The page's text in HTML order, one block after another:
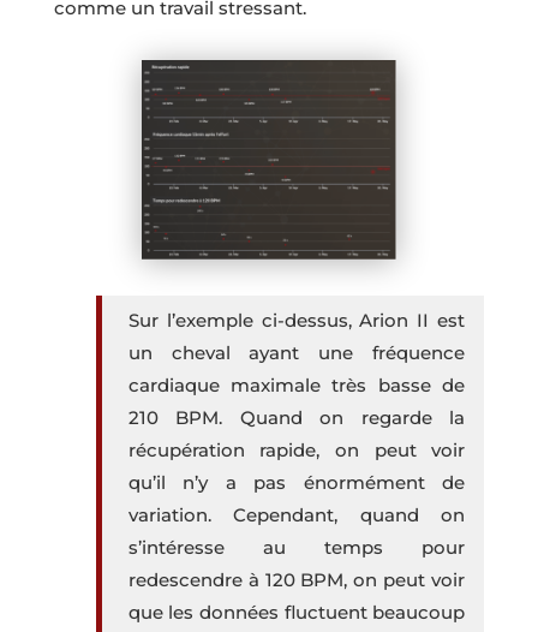
comme un travail stressant.
Sur l’exemple ci-dessus, Arion II est
un cheval ayant une fréquence
cardiaque maximale très basse de
210 BPM. Quand on regarde la
récupération rapide, on peut voir
qu’il n’y a pas énormément de
variation. Cependant, quand on
s’intéresse au temps pour
redescendre à 120 BPM, on peut voir
que les données fluctuent beaucoup